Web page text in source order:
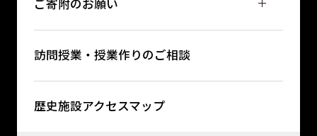
ご寄附のお願い
訪問授業・授業作りのご相談
歴史施設アクセスマップ